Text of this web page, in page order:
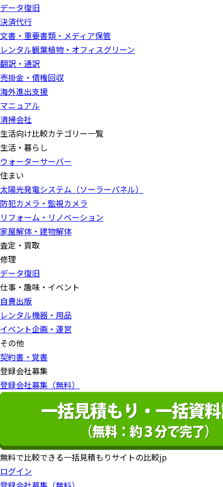
データ復旧
決済代行
文書・重要書類・メディア保管
レンタル観葉植物・オフィスグリーン
翻訳・通訳
売掛金・債権回収
海外進出支援
マニュアル
清掃会社
生活向け比較カテゴリー一覧
生活・暮らし
ウォーターサーバー
住まい
太陽光発電システム（ソーラーパネル）
防犯カメラ・監視カメラ
リフォーム・リノベーション
家屋解体・建物解体
査定・買取
修理
データ復旧
仕事・趣味・イベント
自費出版
レンタル機器・用品
イベント企画・運営
その他
契約書・覚書
登録会社募集
登録会社募集（無料）
無料で比較できる一括見積もりサイトの比較jp
ログイン